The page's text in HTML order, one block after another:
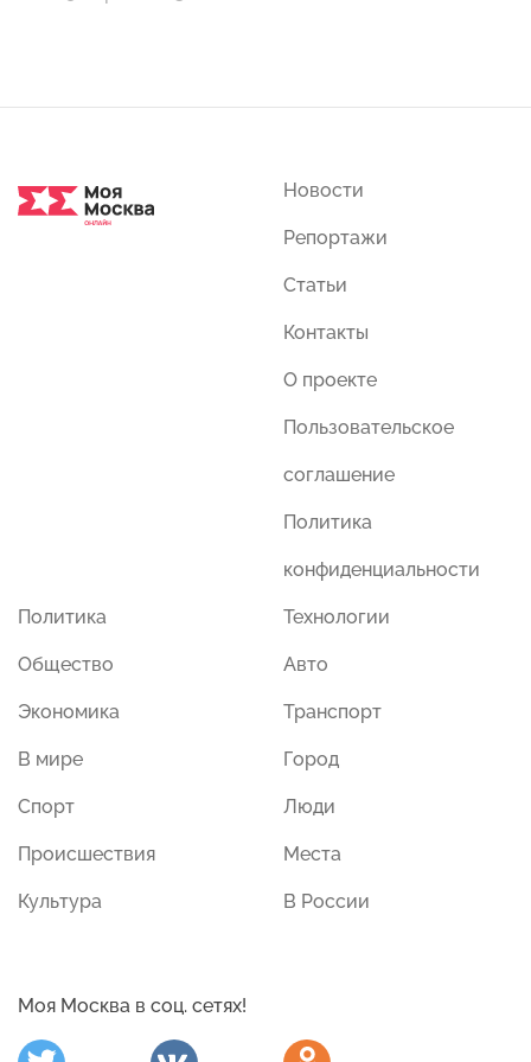
Новости
Репортажи
Статьи
Контакты
О проекте
Пользовательское
соглашение
Политика
конфиденциальности
Политика
Общество
Экономика
В мире
Спорт
Происшествия
Культура
Технологии
Авто
Транспорт
Город
Люди
Места
В России
Моя Москва в соц. сетях!